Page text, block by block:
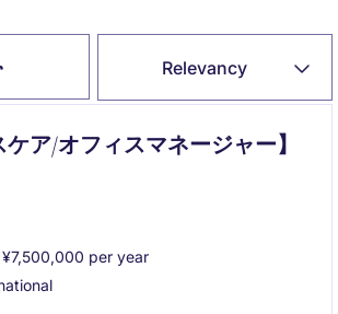
Relevancy
ケア/オフィスマネージャー】
per year